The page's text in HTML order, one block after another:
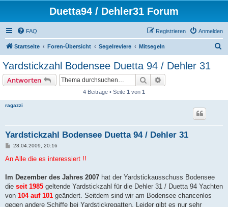
Duetta94 / Dehler31 Forum
FAQ Anmelden
Registrieren
Startseite Foren-Übersicht Segelreviere Mitsegeln
Yardstickzahl Bodensee Duetta 94 / Dehler 31
Antworten Suche
4 Beiträge • Seite 1 von 1
ragazzi
Yardstickzahl Bodensee Duetta 94 / Dehler 31
B
i
a
28.04.2009, 20:16
An Alle die es interessiert !!
Im Dezember des Jahres 2007 hat der Yardstickausschuss Bodensee
die seit 1985 geltende Yardstickzahl für die Dehler 31 / Duetta 94 Yachten
von 104 auf 101 geändert. Seitdem sind wir am Bodensee chancenlos
gegen andere Schiffe bei Yardstickregatten. Leider gibt es nur sehr